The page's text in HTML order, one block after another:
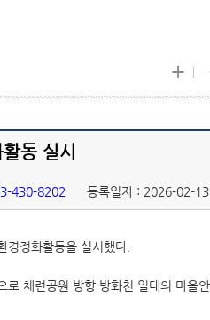
+
동 실시
430-8202 등록일자 : 2026-02-13
정화활동을 실시했다.
체련공원 방향 방화천 일대의 마을안